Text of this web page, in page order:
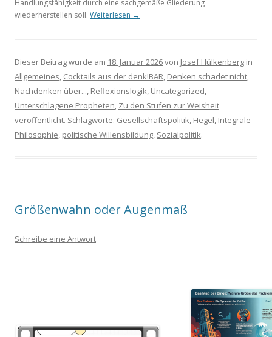
Handlungsfähigkeit durch eine sachgemäße Gliederung
wiederherstellen soll. Weiterlesen →
Dieser Beitrag wurde am 18. Januar 2026von Josef Hülkenberg in
Allgemeines, Cocktails aus der denk!BAR, Denken schadet nicht,
Nachdenken über..., Reflexionslogik, Uncategorized,
Unterschlagene Propheten, Zu den Stufen zur Weisheit
veröffentlicht. Schlagworte: Gesellschaftspolitik, Hegel, Integrale
Philosophie, politische Willensbildung, Sozialpolitik.
Größenwahn oder Augenmaß
Schreibe eine Antwort